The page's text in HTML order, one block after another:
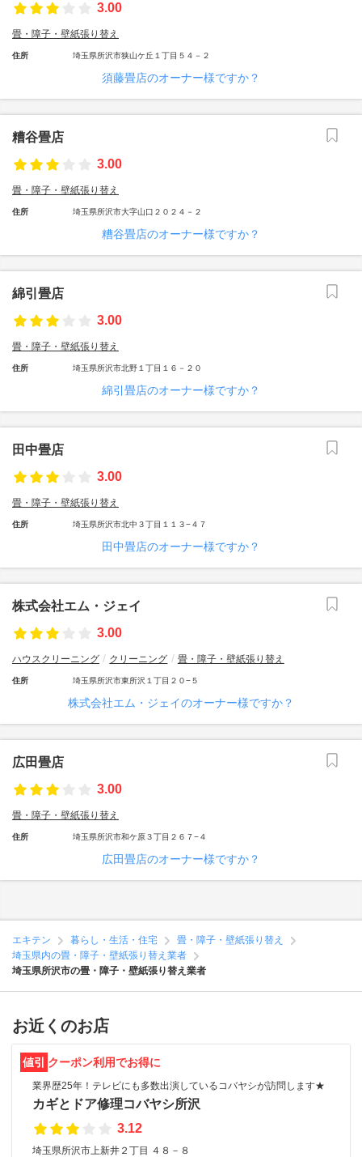
3.00
畳・障子・壁紙張り替え
住所 埼玉県所沢市狭山ケ丘１丁目５４－２
須藤畳店のオーナー様ですか？
糟谷畳店
3.00
畳・障子・壁紙張り替え
住所 埼玉県所沢市大字山口２０２４－２
糟谷畳店のオーナー様ですか？
綿引畳店
3.00
畳・障子・壁紙張り替え
住所 埼玉県所沢市北野１丁目１６－２０
綿引畳店のオーナー様ですか？
田中畳店
3.00
畳・障子・壁紙張り替え
住所 埼玉県所沢市北中３丁目１１３−４７
田中畳店のオーナー様ですか？
株式会社エム・ジェイ
3.00
ハウスクリーニング クリーニング 畳・障子・壁紙張り替え
住所 埼玉県所沢市東所沢１丁目２０−５
株式会社エム・ジェイのオーナー様ですか？
広田畳店
3.00
畳・障子・壁紙張り替え
住所 埼玉県所沢市和ケ原３丁目２６７−４
広田畳店のオーナー様ですか？
エキテン 暮らし・生活・住宅
畳・障子・壁紙張り替え
埼玉県内の畳・障子・壁紙張り替え業者
埼玉県所沢市の畳・障子・壁紙張り替え業者
お近くのお店
値引 クーポン利用でお得に
業界歴25年！テレビにも多数出演しているコバヤシが訪問します★
カギとドア修理コバヤシ所沢
3.12
埼玉県所沢市上新井２丁目 ４８－８